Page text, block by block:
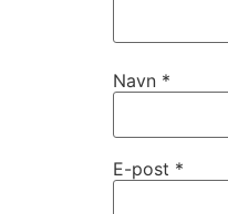
Navn *
E-post *